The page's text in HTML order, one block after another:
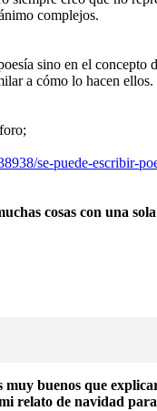
complejos.
sino en el
a cómo lo hacen ellos.
se-puede-escribir-
cosas con una
buenos que
relato de navidad